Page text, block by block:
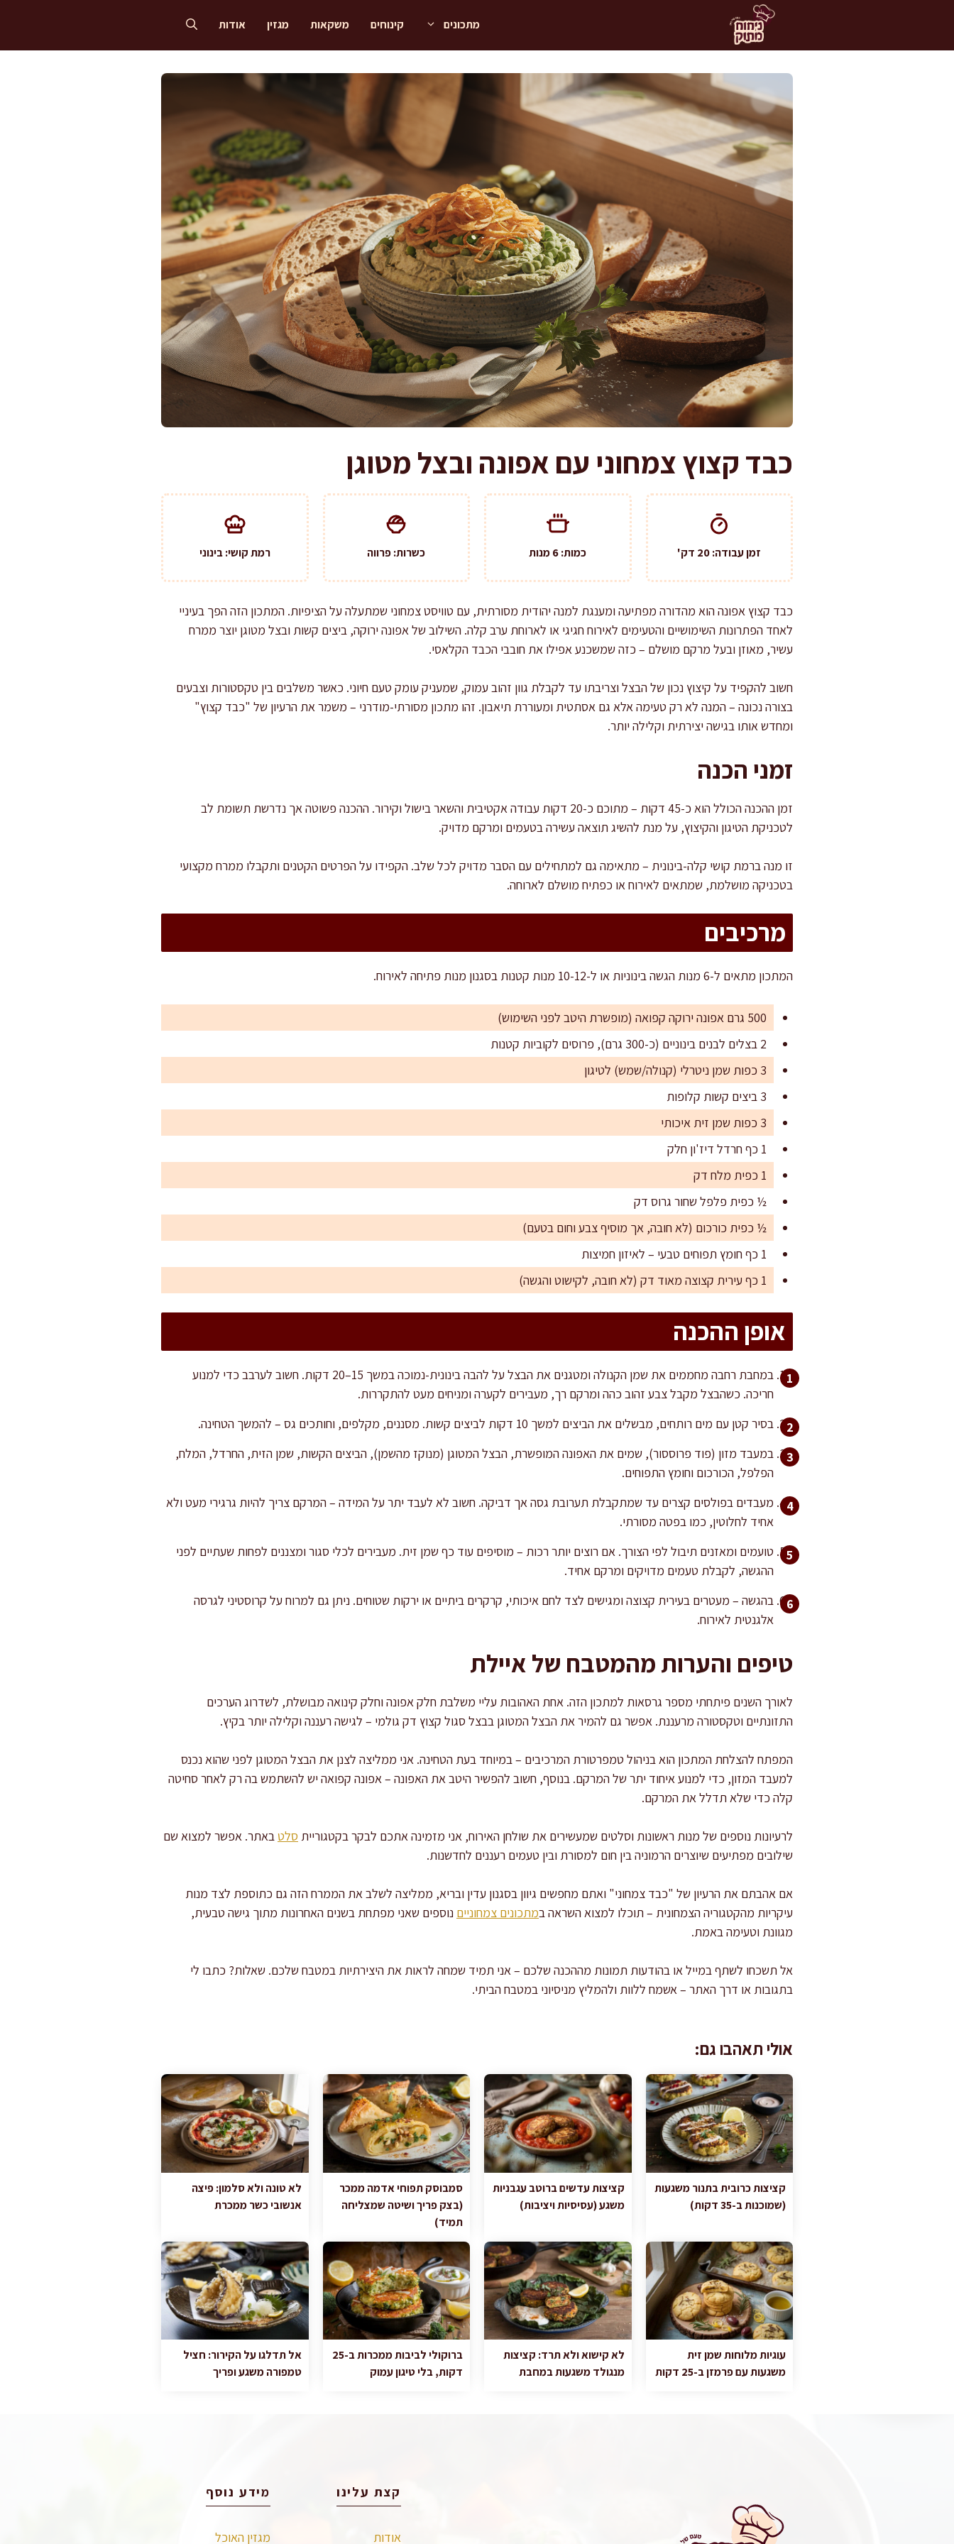
מתכונים קינוחים משקאות מגזין אודות
כבד קצוץ צמחוני עם אפונה ובצל מטוגן
זמן עבודה: 20 דק' כמות: 6 מנות כשרות: פרווה רמת קושי: בינוני
כבד קצוץ אפונה הוא מהדורה מפתיעה ומענגת למנה יהודית מסורתית, עם טוויסט צמחוני שמתעלה על הציפיות. המתכון הזה הפך בעיניי
לאחד הפתרונות השימושיים והטעימים לאירוח חגיגי או לארוחת ערב קלה. השילוב של אפונה ירוקה, ביצים קשות ובצל מטוגן יוצר ממרח
עשיר, מאוזן ובעל מרקם מושלם – כזה שמשכנע אפילו את חובבי הכבד הקלאסי.
חשוב להקפיד על קיצוץ נכון של הבצל וצריבתו עד לקבלת גוון זהוב עמוק, שמעניק עומק טעם חיוני. כאשר משלבים בין טקסטורות וצבעים
בצורה נכונה – המנה לא רק טעימה אלא גם אסתטית ומעוררת תיאבון. זהו מתכון מסורתי-מודרני – משמר את הרעיון של "כבד קצוץ"
ומחדש אותו בגישה יצירתית וקלילה יותר.
זמני הכנה
זמן ההכנה הכולל הוא כ-45 דקות – מתוכם כ-20 דקות עבודה אקטיבית והשאר בישול וקירור. ההכנה פשוטה אך נדרשת תשומת לב
לטכניקת הטיגון והקיצוץ, על מנת להשיג תוצאה עשירה בטעמים ומרקם מדויק.
זו מנה ברמת קושי קלה-בינונית – מתאימה גם למתחילים עם הסבר מדויק לכל שלב. הקפידו על הפרטים הקטנים ותקבלו ממרח מקצועי
בטכניקה מושלמת, שמתאים לאירוח או כפתיח מושלם לארוחה.
מרכיבים
המתכון מתאים ל-6 מנות הגשה בינוניות או ל-10-12 מנות קטנות בסגנון מנות פתיחה לאירוח.
500 גרם אפונה ירוקה קפואה (מופשרת היטב לפני השימוש)
2 בצלים לבנים בינוניים (כ-300 גרם), פרוסים לקוביות קטנות
3 כפות שמן ניטרלי (קנולה/שמש) לטיגון
3 ביצים קשות קלופות
3 כפות שמן זית איכותי
1 כף חרדל דיז'ון חלק
1 כפית מלח דק
½ כפית פלפל שחור גרוס דק
½ כפית כורכום (לא חובה, אך מוסיף צבע וחום בטעם)
1 כף חומץ תפוחים טבעי – לאיזון חמיצות
1 כף עירית קצוצה מאוד דק (לא חובה, לקישוט והגשה)
אופן ההכנה
במחבת רחבה מחממים את שמן הקנולה ומטגנים את הבצל על להבה בינונית-נמוכה במשך 15–20 דקות. חשוב לערבב כדי למנוע
חריכה. כשהבצל מקבל צבע זהוב כהה ומרקם רך, מעבירים לקערה ומניחים מעט להתקררות.
בסיר קטן עם מים רותחים, מבשלים את הביצים למשך 10 דקות לביצים קשות. מסננים, מקלפים, וחותכים גס – להמשך הטחינה.
במעבד מזון (פוד פרוססור), שמים את האפונה המופשרת, הבצל המטוגן (מנוקז מהשמן), הביצים הקשות, שמן הזית, החרדל, המלח,
הפלפל, הכורכום וחומץ התפוחים.
מעבדים בפולסים קצרים עד שמתקבלת תערובת גסה אך דביקה. חשוב לא לעבד יתר על המידה – המרקם צריך להיות גרגירי מעט ולא
אחיד לחלוטין, כמו בפטה מסורתי.
טועמים ומאזנים תיבול לפי הצורך. אם רוצים יותר רכות – מוסיפים עוד כף שמן זית. מעבירים לכלי סגור ומצננים לפחות שעתיים לפני
ההגשה, לקבלת טעמים מדויקים ומרקם אחיד.
בהגשה – מעטרים בעירית קצוצה ומגישים לצד לחם איכותי, קרקרים ביתיים או ירקות שטוחים. ניתן גם למרוח על קרוסטיני לגרסה
אלגנטית לאירוח.
טיפים והערות מהמטבח של איילת
לאורך השנים פיתחתי מספר גרסאות למתכון הזה. אחת האהובות עליי משלבת חלק אפונה וחלק קינואה מבושלת, לשדרוג הערכים
התזונתיים וטקסטורה מרעננת. אפשר גם להמיר את הבצל המטוגן בבצל סגול קצוץ דק גולמי – לגישה רעננה וקלילה יותר בקיץ.
המפתח להצלחת המתכון הוא בניהול טמפרטורת המרכיבים – במיוחד בעת הטחינה. אני ממליצה לצנן את הבצל המטוגן לפני שהוא נכנס
למעבד המזון, כדי למנוע איחוד יתר של המרקם. בנוסף, חשוב להפשיר היטב את האפונה – אפונה קפואה יש להשתמש בה רק לאחר סחיטה
קלה כדי שלא תדלל את המרקם.
לרעיונות נוספים של מנות ראשונות וסלטים שמעשירים את שולחן האירוח, אני מזמינה אתכם לבקר בקטגוריית סלטבאתר. אפשר למצוא שם
שילובים מפתיעים שיוצרים הרמוניה בין חום למסורת ובין טעמים רעננים לחדשנות.
אם אהבתם את הרעיון של "כבד צמחוני" ואתם מחפשים גיוון בסגנון עדין ובריא, ממליצה לשלב את הממרח הזה גם כתוספת לצד מנות
עיקריות מהקטגוריה הצמחונית – תוכלו למצוא השראה במתכונים צמחוניים נוספים שאני מפתחת בשנים האחרונות מתוך גישה טבעית,
מגוונת וטעימה באמת.
אל תשכחו לשתף במייל או בהודעות תמונות מההכנה שלכם – אני תמיד שמחה לראות את היצירתיות במטבח שלכם. שאלות? כתבו לי
בתגובות או דרך האתר – אשמח ללוות ולהמליץ מניסיוני במטבח הביתי.
אולי תאהבו גם:
קציצות כרובית בתנור משגעות
(שמוכנות ב-35 דקות)
קציצות עדשים ברוטב עגבניות
משגע (עסיסיות ויציבות)
סמבוסק תפוחי אדמה ממכר
(בצק פריך ושיטה שמצליחה
תמיד)
לא טונה ולא סלמון: פיצה
אנשובי כשר ממכרת
עוגיות מלוחות שמן זית
משגעות עם פרמזן ב-25 דקות
לא קישוא ולא תרד: קציצות
מנגולד משגעות במחבת
ברוקולי לביבות ממכרות ב-25
דקות, בלי טיגון עמוק
אל תדלגו על הקירור: חציל
טמפורה משגע ופריך
קצת עלינו
אודות
מידע נוסף
מגזין האוכל